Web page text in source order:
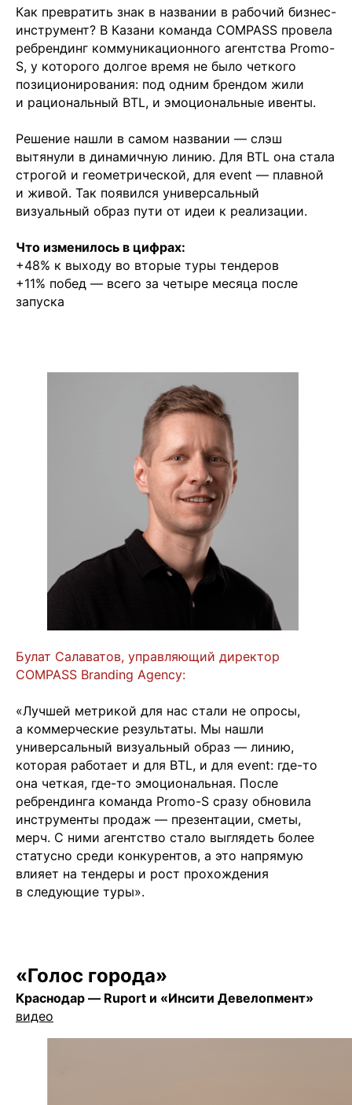
Как превратить знак в названии в рабочий бизнес-
инструмент? В Казани команда COMPASS провела
ребрендинг коммуникационного агентства Promo-
S, у которого долгое время не было четкого
позиционирования: под одним брендом жили
и рациональный BTL, и эмоциональные ивенты.
Решение нашли в самом названии — слэш
вытянули в динамичную линию. Для BTL она стала
строгой и геометрической, для event — плавной
и живой. Так появился универсальный
визуальный образ пути от идеи к реализации.
Что изменилось в цифрах:
+48% к выходу во вторые туры тендеров
+11% побед — всего за четыре месяца после
запуска
Булат Салаватов, управляющий директор
COMPASS Branding Agency:
«Лучшей метрикой для нас стали не опросы,
а коммерческие результаты. Мы нашли
универсальный визуальный образ — линию,
которая работает и для BTL, и для event: где-то
она четкая, где-то эмоциональная. После
ребрендинга команда Promo-S сразу обновила
инструменты продаж — презентации, сметы,
мерч. С ними агентство стало выглядеть более
статусно среди конкурентов, а это напрямую
влияет на тендеры и рост прохождения
в следующие туры».
«Голос города»
Краснодар — Ruport и «Инсити Девелопмент»
видео